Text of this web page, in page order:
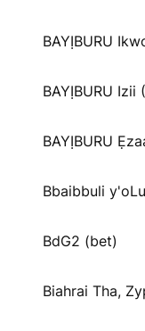
BAYỊBURU
BAYỊBURU Izii
BAYỊBURU
Bbaibbuli
BdG2 (bet)
Biahrai Tha,